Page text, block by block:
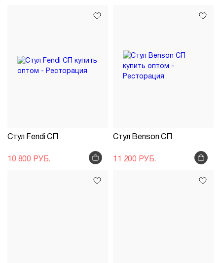
Стул Fendi СП
10 800 РУБ.
Стул Benson СП
11 200 РУБ.